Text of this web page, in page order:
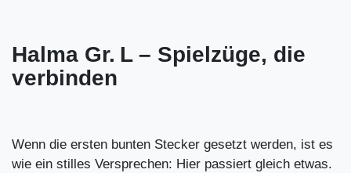
Halma Gr. L – Spielzüge, die
verbinden
Wenn die ersten bunten Stecker gesetzt werden, ist es
wie ein stilles Versprechen: Hier passiert gleich etwas.